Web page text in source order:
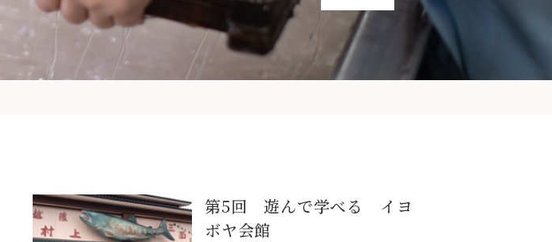
第5回 遊んで学べる イヨ
ボヤ会館